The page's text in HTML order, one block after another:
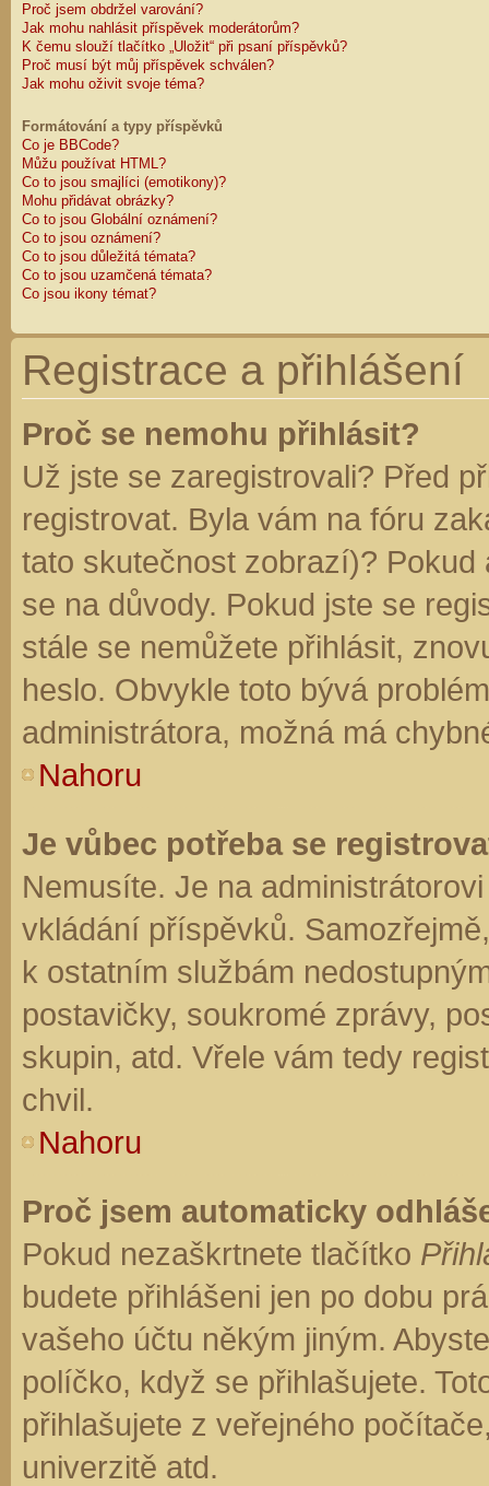
Proč jsem obdržel varování?
Jak mohu nahlásit příspěvek moderátorům?
K čemu slouží tlačítko „Uložit“ při psaní příspěvků?
Proč musí být můj příspěvek schválen?
Jak mohu oživit svoje téma?
Formátování a typy příspěvků
Co je BBCode?
Můžu používat HTML?
Co to jsou smajlíci (emotikony)?
Mohu přidávat obrázky?
Co to jsou Globální oznámení?
Co to jsou oznámení?
Co to jsou důležitá témata?
Co to jsou uzamčená témata?
Co jsou ikony témat?
Registrace a přihlášení
Proč se nemohu přihlásit?
Už jste se zaregistrovali? Před
registrovat. Byla vám na fóru
tato skutečnost zobrazí)?
se na důvody. Pokud jste se
stále se nemůžete přihlásit,
heslo. Obvykle toto bývá
administrátora, možná má
Nahoru
Je vůbec potřeba se
Nemusíte. Je na
vkládání příspěvků.
k ostatním službám
postavičky, soukromé zprávy,
skupin, atd. Vřele vám tedy
chvil.
Nahoru
Proč jsem automaticky
Pokud nezaškrtnete tlačítko
budete přihlášeni jen po dobu
vašeho účtu někým jiným.
políčko, když se přihlašujete.
přihlašujete z veřejného
univerzitě atd.